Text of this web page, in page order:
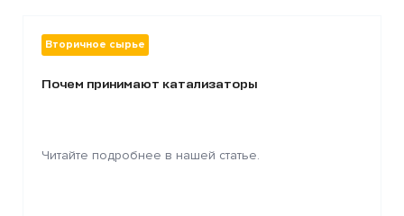
Вторичное сырье
Почем принимают катализаторы
Читайте подробнее в нашей статье.